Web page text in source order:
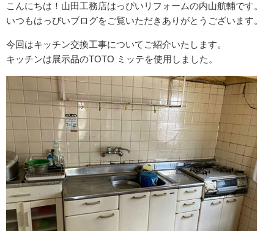
こんにちは！山田工務店はっぴいリフォームの内山航輔です。
いつもはっぴいブログをご覧いただきありがとうございます。
今回はキッチン交換工事についてご紹介いたします。
キッチンは展示品のTOTO ミッテを使用しました。